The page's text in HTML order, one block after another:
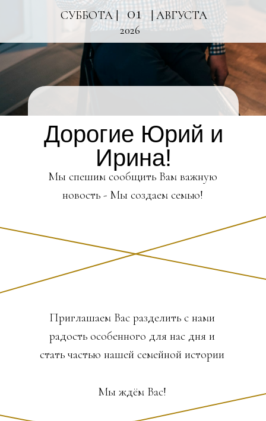
СУББОТА | | АВГУСТА
01
2026
Дорогие Юрий и
Ирина!
Мы спешим сообщить Вам важную
новость - Мы создаем семью!
Приглашаем Вас разделить с нами
радость особенного для нас дня и
стать частью нашей семейной истории
Мы ждём Вас!